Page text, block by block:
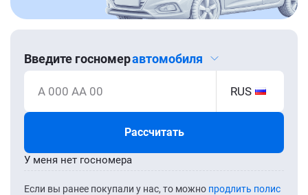
Введите госномеравтомобиля
А 000 АА 00 RUS
Рассчитать
Если вы ранее покупали у нас, то можно продлить полис
У меня нет госномера